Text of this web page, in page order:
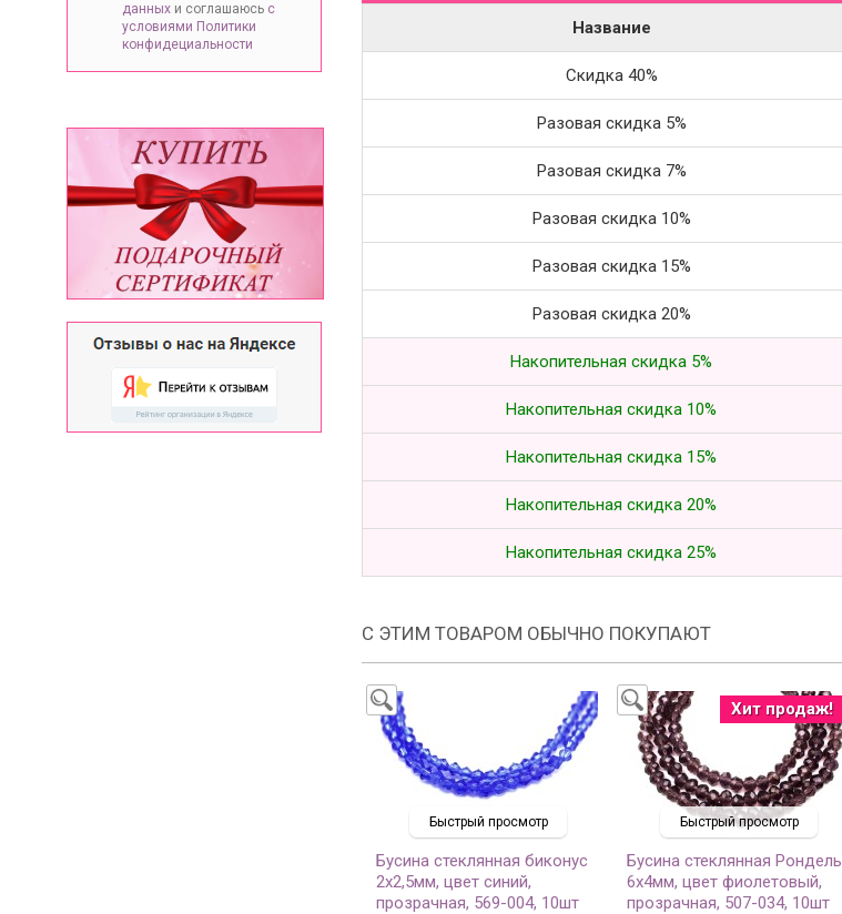
данных и соглашаюсь с
условиями Политики
конфидециальности
Название
Скидка 40%
Разовая скидка 5%
Разовая скидка 7%
Разовая скидка 10%
Разовая скидка 15%
Разовая скидка 20%
Накопительная скидка 5%
Накопительная скидка 10%
Накопительная скидка 15%
Накопительная скидка 20%
Накопительная скидка 25%
С ЭТИМ ТОВАРОМ ОБЫЧНО ПОКУПАЮТ
Быстрый просмотр
Бусина стеклянная биконус
2х2,5мм, цвет синий,
прозрачная, 569-004, 10шт
Быстрый просмотр
Хит продаж!
Бусина стеклянная Рондель
6х4мм, цвет фиолетовый,
прозрачная, 507-034, 10шт